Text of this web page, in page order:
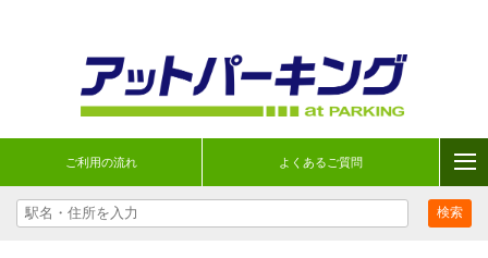
ご利用の流れ よくあるご質問